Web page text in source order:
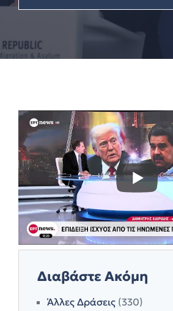
Διαβάστε Ακόμη
Άλλες Δράσεις (330)